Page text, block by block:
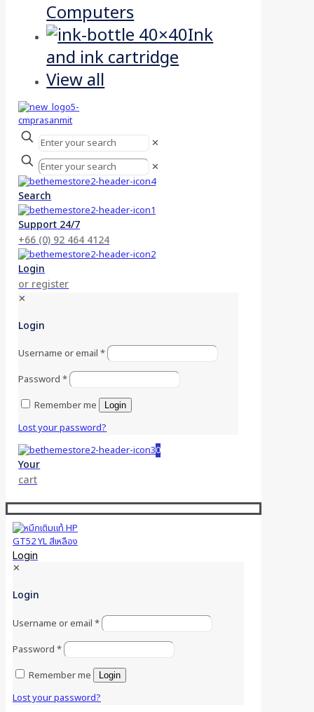
Computers
Ink
and ink cartridge
View all
✕
✕
Search
Support 24/7
+66 (0) 92 464 4124
Login
or register
✕
Login
Username or email*
Password*
Remember me
Login
Lost your password?
0
Your
cart
Login
✕
Login
Username or email *
Password *
Remember me
Login
Lost your password?